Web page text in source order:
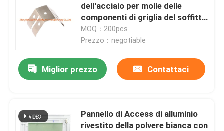
dell'acciaio per molle delle
componenti di griglia del soffitto
della primavera di tensione ha
fosfatizzato lo zinco placcato
MOQ：200pcs
Prezzo：negotiable
Miglior prezzo Contattaci
Pannello di Access di alluminio
rivestito della polvere bianca con